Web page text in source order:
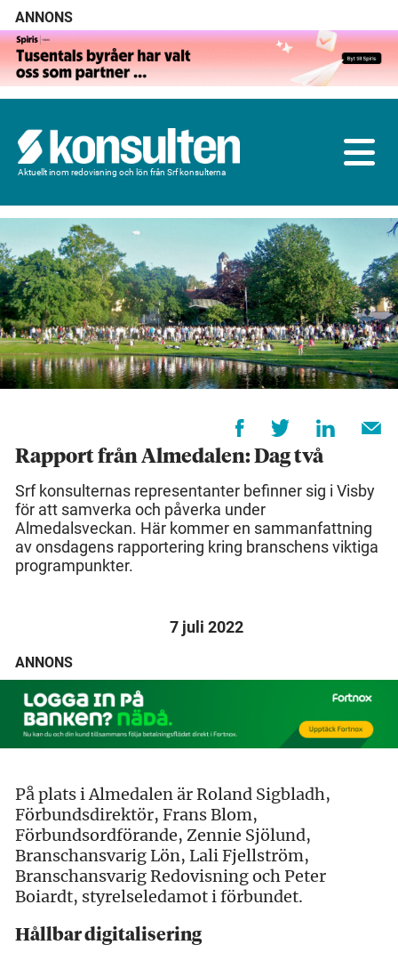
ANNONS
Aktuellt inom redovisning och lön från Srf konsulterna
Rapport från Almedalen: Dag två
Srf konsulternas representanter befinner sig i Visby
för att samverka och påverka under
Almedalsveckan. Här kommer en sammanfattning
av onsdagens rapportering kring branschens viktiga
programpunkter.
7 juli 2022
ANNONS
På plats i Almedalen är Roland Sigbladh,
Förbundsdirektör, Frans Blom,
Förbundsordförande, Zennie Sjölund,
Branschansvarig Lön, Lali Fjellström,
Branschansvarig Redovisning och Peter
Boiardt, styrelseledamot i förbundet.
Hållbar digitalisering